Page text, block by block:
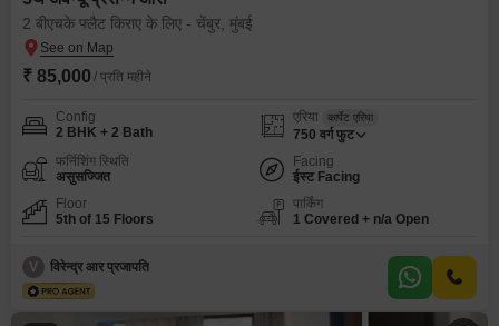
2 बीएचके फ्लैट किराए के लिए - चेंबुर, मुंबई
₹ 85,000 / प्रति महीने
Config
2 BHK + 2 Bath
एरिया कार्पेट एरिया
750 वर्ग फुट
फर्निशिंग स्थिति
असुसज्जित
Facing
ईस्ट Facing
Floor
5th of 15 Floors
पार्किंग
1 Covered + n/a Open
V विरेन्द्र आर प्रजापति